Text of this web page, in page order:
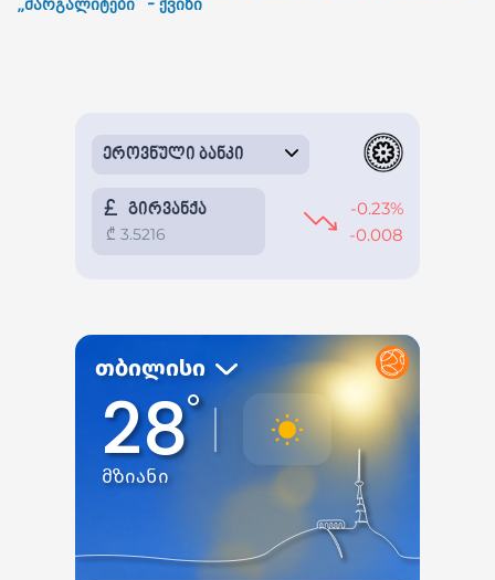
„მარგალიტები“ - ქვიზი